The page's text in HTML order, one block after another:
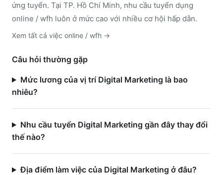
ứng tuyển. Tại TP. Hồ Chí Minh, nhu cầu tuyển dụng
online / wfh luôn ở mức cao với nhiều cơ hội hấp dẫn.
Xem tất cả việc online / wfh →
Câu hỏi thường gặp
Mức lương của vị trí Digital Marketing là bao
nhiêu?
Nhu cầu tuyển Digital Marketing gần đây thay đổi
thế nào?
Địa điểm làm việc của Digital Marketing ở đâu?